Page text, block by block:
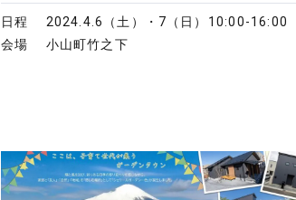
日程 2024.4.6（土）・7（日） 10:00-16:00
会場
小山町竹之下